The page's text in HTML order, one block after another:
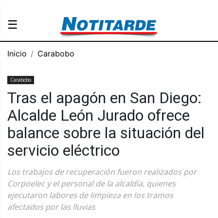
☰
Inicio Carabobo
Carabobo
Tras el apagón en San Diego:
Alcalde León Jurado ofrece
balance sobre la situación del
servicio eléctrico
Los trabajos de recuperación fueron realizados por
Corpoelec y el personal de la alcaldía, quienes
ejecutaron labores de limpieza en los tramos
afectados por las lluvias